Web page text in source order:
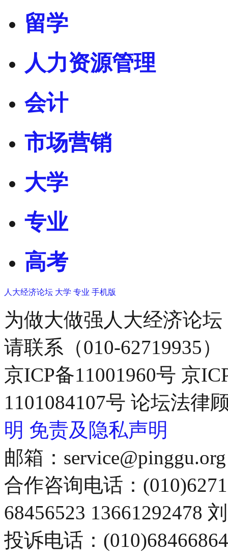
留学
人力资源管理
会计
市场营销
大学
专业
高考
人大经济论坛 大学 专业 手机版
为做大做强人大经济论
请联系（010-62719935）
京ICP备11001960号 京
1101084107号 论坛法律
明 免责及隐私声明
邮箱：service@pinggu.org
合作咨询电话：
68456523 13661292478
投诉电话：